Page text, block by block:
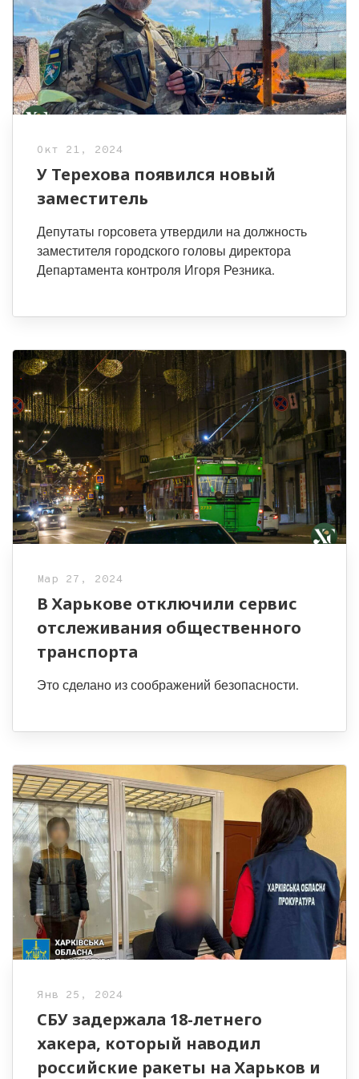
Окт 21, 2024
У Терехова появился новый
заместитель
Депутаты горсовета утвердили на должность
заместителя городского головы директора
Департамента контроля Игоря Резника.
Мар 27, 2024
В Харькове отключили сервис
отслеживания общественного
транспорта
Это сделано из соображений безопасности.
Янв 25, 2024
СБУ задержала 18-летнего
хакера, который наводил
российские ракеты на Харьков и